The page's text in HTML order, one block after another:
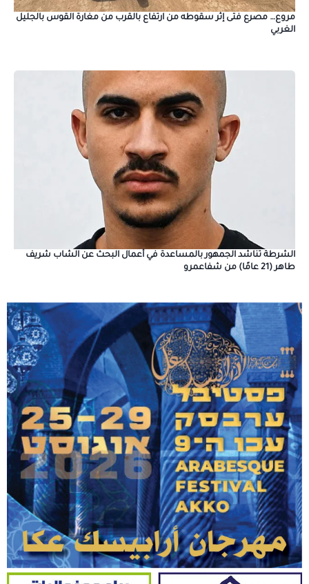
مروع… مصرع فتى إثر سقوطه من ارتفاع بالقرب من مغارة القوس بالجليل
الغربي
الشرطة تناشد الجمهور بالمساعدة في أعمال البحث عن الشاب شريف
طاهر (21 عامًا) من شفاعمرو